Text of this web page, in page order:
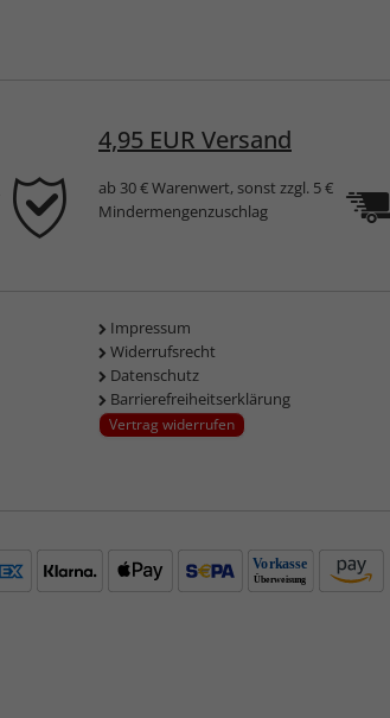
4,95 EUR Versand
ab 30 € Warenwert, sonst zzgl. 5 €
Mindermengenzuschlag
Impressum
Widerrufsrecht
Datenschutz
Barrierefreiheitserklärung
Vertrag widerrufen